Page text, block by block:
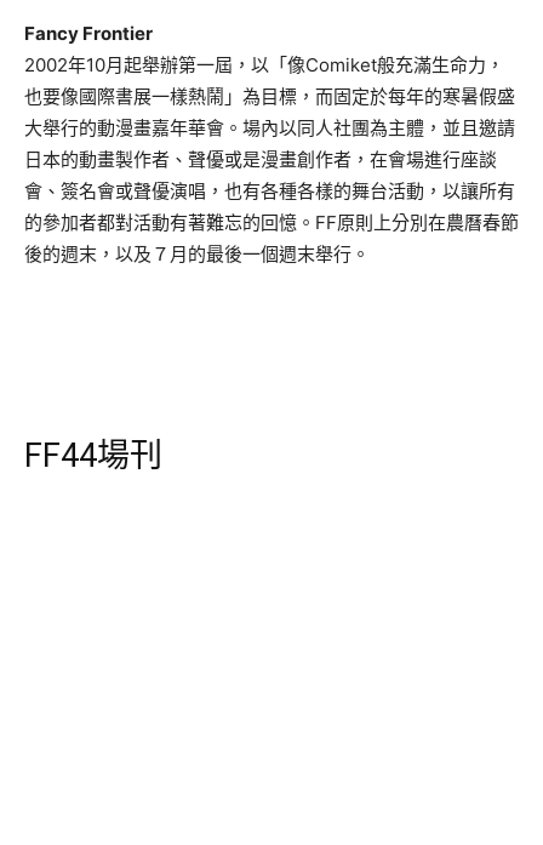
Fancy Frontier
2002年10月起舉辦第一屆，以「像Comiket般充滿生命力，
也要像國際書展一樣熱鬧」為目標，而固定於每年的寒暑假盛
大舉行的動漫畫嘉年華會。場內以同人社團為主體，並且邀請
日本的動畫製作者、聲優或是漫畫創作者，在會場進行座談
會、簽名會或聲優演唱，也有各種各樣的舞台活動，以讓所有
的參加者都對活動有著難忘的回憶。FF原則上分別在農曆春節
後的週末，以及７月的最後一個週末舉行。
FF44場刊